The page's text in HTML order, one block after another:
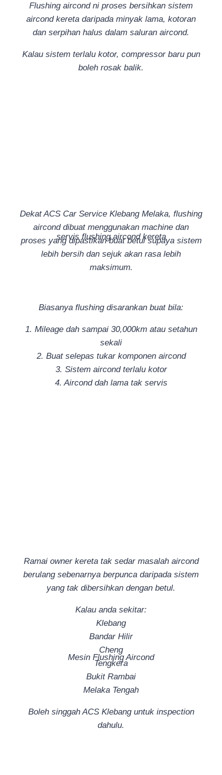
Flushing aircond ni proses bersihkan sistem
aircond kereta daripada minyak lama, kotoran
dan serpihan halus dalam saluran aircond.
Kalau sistem terlalu kotor, compressor baru pun
boleh rosak balik.
servis flushing aircond kereta
Dekat ACS Car Service Klebang Melaka, flushing
aircond dibuat menggunakan machine dan
proses yang dipastikan buat betul supaya sistem
lebih bersih dan sejuk akan rasa lebih
maksimum.
Biasanya flushing disarankan buat bila:
1. Mileage dah sampai 30,000km atau setahun
sekali
2. Buat selepas tukar komponen aircond
3. Sistem aircond terlalu kotor
4. Aircond dah lama tak servis
Mesin Flushing Aircond
Ramai owner kereta tak sedar masalah aircond
berulang sebenarnya berpunca daripada sistem
yang tak dibersihkan dengan betul.
Kalau anda sekitar:
Klebang
Bandar Hilir
Cheng
Tengkera
Bukit Rambai
Melaka Tengah
Boleh singgah ACS Klebang untuk inspection
dahulu.